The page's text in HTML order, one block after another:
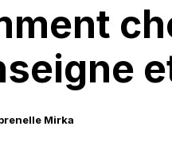
Mirka